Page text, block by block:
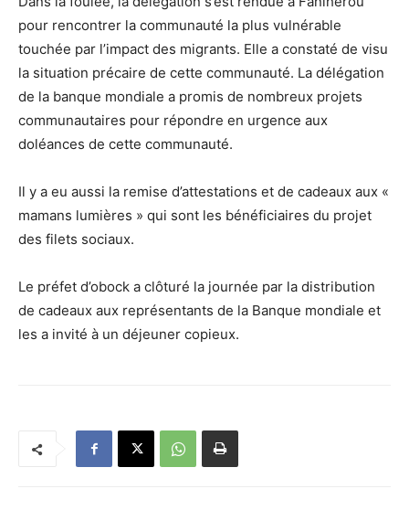
pour rencontrer la communauté la plus vulnérable
touchée par l’impact des migrants. Elle a constaté de visu
la situation précaire de cette communauté. La délégation
de la banque mondiale a promis de nombreux projets
communautaires pour répondre en urgence aux
doléances de cette communauté.
Il y a eu aussi la remise d’attestations et de cadeaux aux «
mamans lumières » qui sont les bénéficiaires du projet
des filets sociaux.
Le préfet d’obock a clôturé la journée par la distribution
de cadeaux aux représentants de la Banque mondiale et
les a invité à un déjeuner copieux.